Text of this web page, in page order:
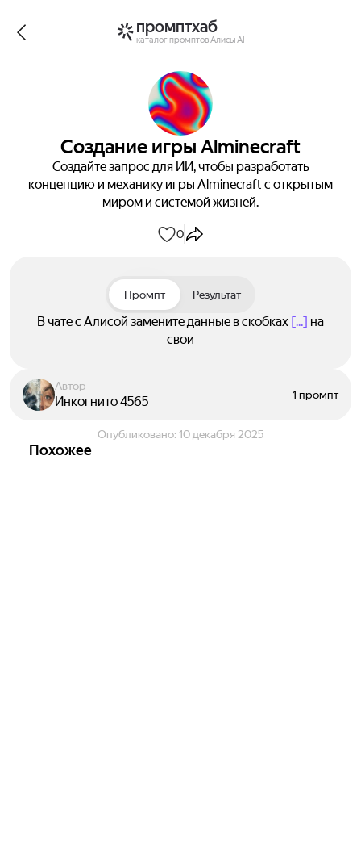
промптхаб
каталог промптов Алисы AI
Создание игры Alminecraft
Создайте запрос для ИИ, чтобы разработать
концепцию и механику игры Alminecraft с открытым
миром и системой жизней.
0
Промпт Результат
В чате с Алисой замените данные в скобках [...] на
свои
Автор
Инкогнито 4565 1 промпт
Опубликовано: 10 декабря 2025
Похожее